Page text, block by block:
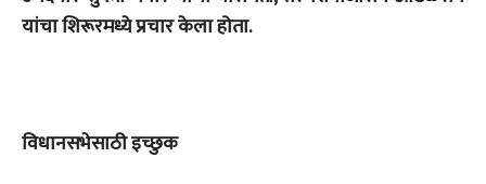
यांचा शिरूरमध्ये प्रचार केला होता.
विधानसभेसाठी इच्छुक